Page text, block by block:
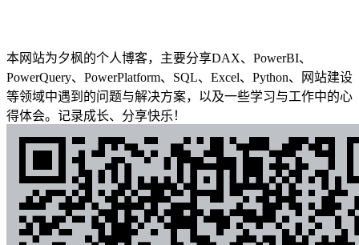
本网站为夕枫的个人博客，主要分享DAX、PowerBI、
PowerQuery、PowerPlatform、SQL、Excel、Python、网站建设
等领域中遇到的问题与解决方案，以及一些学习与工作中的心
得体会。记录成长、分享快乐！